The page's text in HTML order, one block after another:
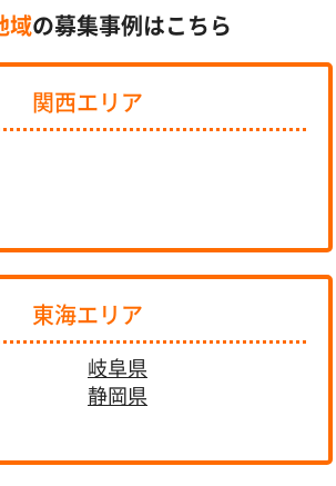
域の募集事例はこちら
関西エリア
東海エリア
岐阜県
静岡県